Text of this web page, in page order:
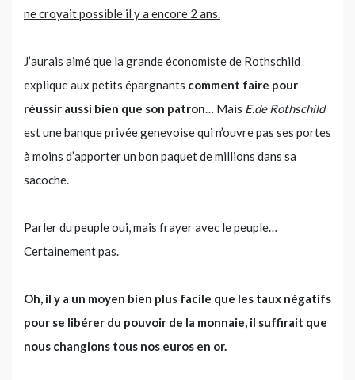
ne croyait possible il y a encore 2 ans.
J’aurais aimé que la grande économiste de Rothschild
explique aux petits épargnants comment faire pour
réussir aussi bien que son patron… Mais E.de Rothschild
est une banque privée genevoise qui n’ouvre pas ses portes
à moins d’apporter un bon paquet de millions dans sa
sacoche.
Parler du peuple oui, mais frayer avec le peuple…
Certainement pas.
Oh, il y a un moyen bien plus facile que les taux négatifs
pour se libérer du pouvoir de la monnaie, il suffirait que
nous changions tous nos euros en or.